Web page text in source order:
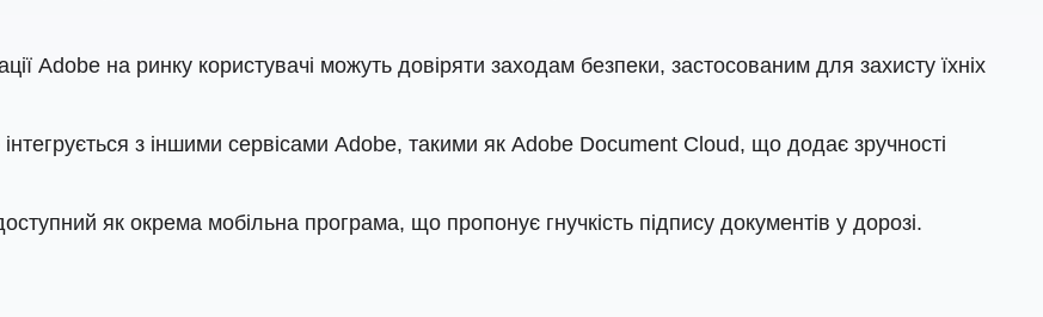
Adobe на ринку користувачі можуть довіряти заходам безпеки, застосованим для захисту їхніх
інтегрується з іншими сервісами Adobe, такими як Adobe Document Cloud, що додає зручності
як окрема мобільна програма, що пропонує гнучкість підпису документів у дорозі.